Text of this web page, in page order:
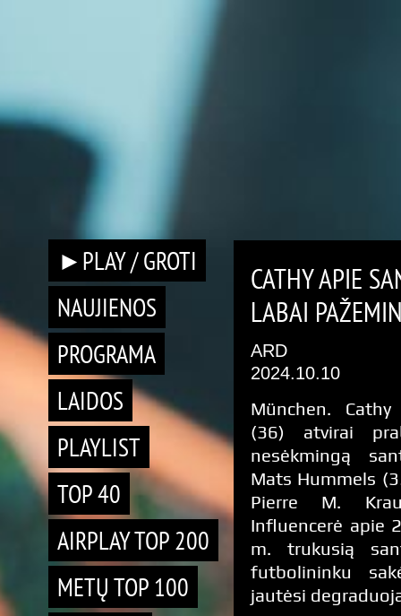
►PLAY / GROTI
NAUJIENOS
PROGRAMA
LAIDOS
PLAYLIST
TOP 40
AIRPLAY TOP 200
METŲ TOP 100
CATHY APIE
LABAI
ARD
2024.10.10
München. Cathy
(36) atvirai
nesėkmingą
Mats Hummels
Pierre M.
Influencerė apie
m. trukusią
futbolininku
jautėsi